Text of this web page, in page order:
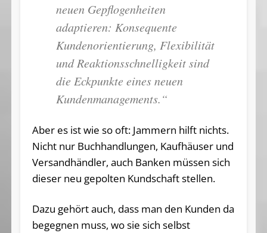
neuen Gepflogenheiten
adaptieren: Konsequente
Kundenorientierung, Flexibilität
und Reaktionsschnelligkeit sind
die Eckpunkte eines neuen
Kundenmanagements.“
Aber es ist wie so oft: Jammern hilft nichts.
Nicht nur Buchhandlungen, Kaufhäuser und
Versandhändler, auch Banken müssen sich
dieser neu gepolten Kundschaft stellen.
Dazu gehört auch, dass man den Kunden da
begegnen muss, wo sie sich selbst